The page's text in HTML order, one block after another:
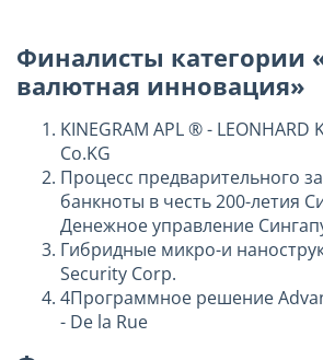
Финалисты категории
валютная инновация»
KINEGRAM APL ® - LEONHARD
Co.KG
Процесс предварительного
банкноты в честь 200-летия
Денежное управление
Гибридные микро-и
Security Corp.
4Программное решение
- De la Rue